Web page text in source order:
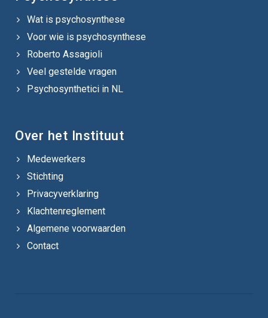
Wat is psychosynthese
Voor wie is psychosynthese
Roberto Assagioli
Veel gestelde vragen
Psychosynthetici in NL
Over het Instituut
Medewerkers
Stichting
Privacyverklaring
Klachtenreglement
Algemene voorwaarden
Contact